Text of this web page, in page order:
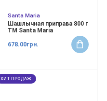
Santa Maria
Шашлычная приправа 800 г
ТМ Santa Maria
678.00грн.
ХИТ ПРОДАЖ